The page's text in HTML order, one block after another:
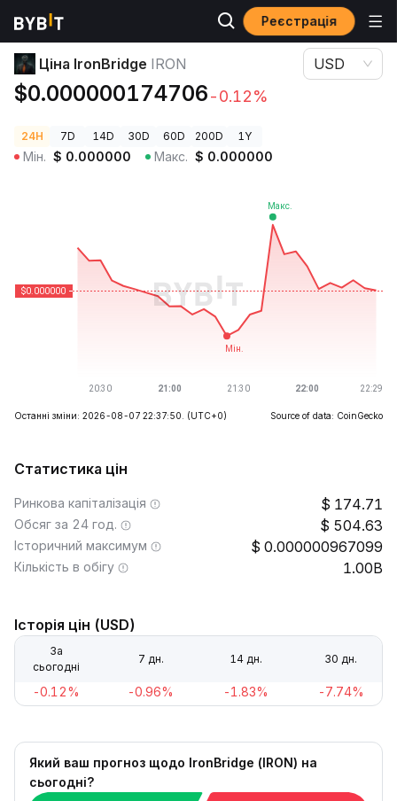
Реєстрація
Ціни криптовалют Ціна IronBridge IRON
Ціна IronBridge IRON
$0.000000174706-0.12%
USD
24H 7D 14D 30D 60D 200D 1Y
Мін. $ 0.000000 Макс. $ 0.000000
Останні зміни: 2026-08-07 22:37:50. (UTC+0) Source of data: CoinGecko
Статистика цін
Ринкова капіталізація 174.71
Обсяг за 24 год. 504.63
Історичний максимум 0.000000967099
Кількість в обігу 1.00B
Історія цін (USD)
За
сьогодні
7 дн. 14 дн. 30 дн.
-0.12% -0.96% -1.83% -7.74%
Який ваш прогноз щодо IronBridge (IRON) на
сьогодні?